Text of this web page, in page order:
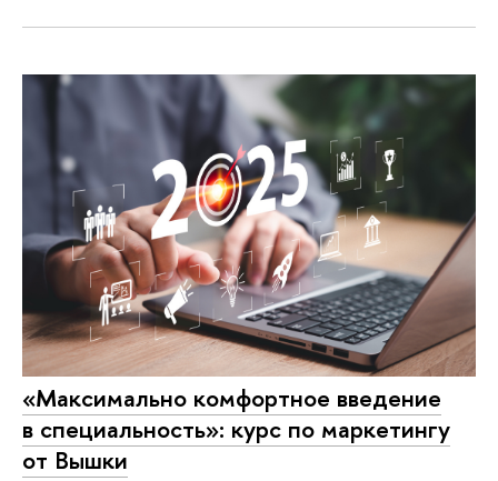
«Максимально комфортное введение
в специальность»: курс по маркетингу
от Вышки